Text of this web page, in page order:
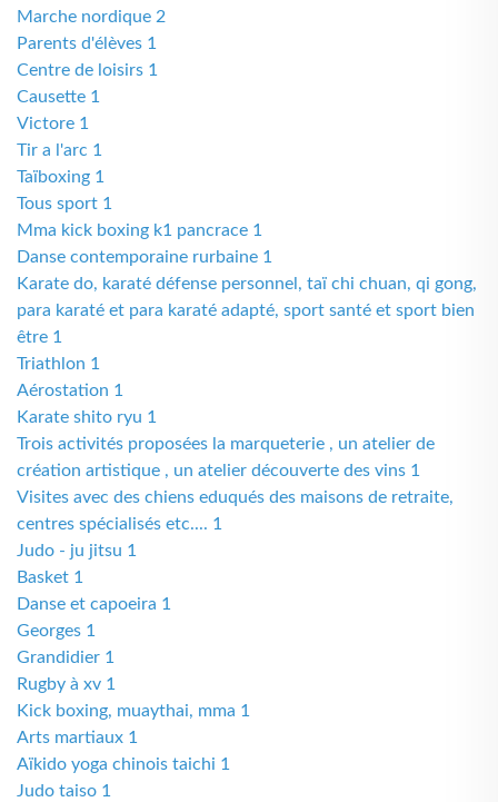
Marche nordique 2
Parents d'élèves 1
Centre de loisirs 1
Causette 1
Victore 1
Tir a l'arc 1
Taïboxing 1
Tous sport 1
Mma kick boxing k1 pancrace 1
Danse contemporaine rurbaine 1
Karate do, karaté défense personnel, taï chi chuan, qi gong,
para karaté et para karaté adapté, sport santé et sport bien
être 1
Triathlon 1
Aérostation 1
Karate shito ryu 1
Trois activités proposées la marqueterie , un atelier de
création artistique , un atelier découverte des vins 1
Visites avec des chiens eduqués des maisons de retraite,
centres spécialisés etc.... 1
Judo - ju jitsu 1
Basket 1
Danse et capoeira 1
Georges 1
Grandidier 1
Rugby à xv 1
Kick boxing, muaythai, mma 1
Arts martiaux 1
Aïkido yoga chinois taichi 1
Judo taiso 1